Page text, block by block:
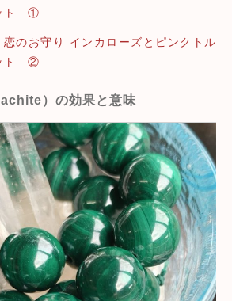
ト ①
のお守り インカローズとピンクトル
ト ②
）の効果と意味